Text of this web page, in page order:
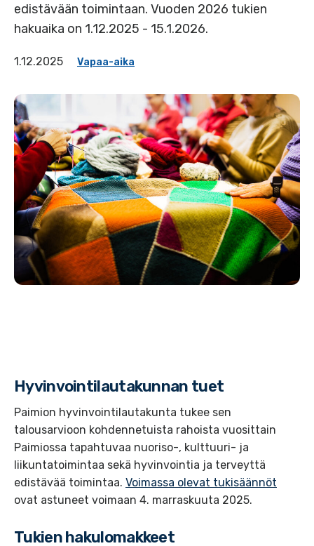
edistävään toimintaan. Vuoden 2026 tukien
hakuaika on 1.12.2025 - 15.1.2026.
1.12.2025 Vapaa-aika
Hyvinvointilautakunnan tuet
Paimion hyvinvointilautakunta tukee sen
talousarvioon kohdennetuista rahoista vuosittain
Paimiossa tapahtuvaa nuoriso-, kulttuuri- ja
liikuntatoimintaa sekä hyvinvointia ja terveyttä
edistävää toimintaa. Voimassa olevat tukisäännöt
ovat astuneet voimaan 4. marraskuuta 2025.
Tukien hakulomakkeet